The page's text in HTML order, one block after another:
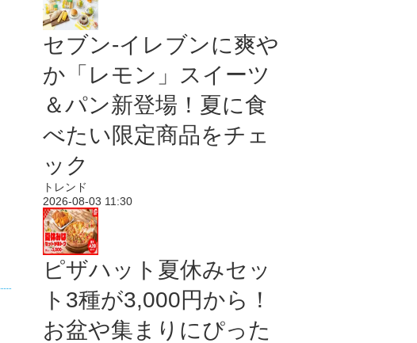
セブン‐イレブンに爽や
か「レモン」スイーツ
＆パン新登場！夏に食
べたい限定商品をチェ
ック
トレンド
2026-08-03 11:30
ピザハット夏休みセッ
ト3種が3,000円から！
お盆や集まりにぴった